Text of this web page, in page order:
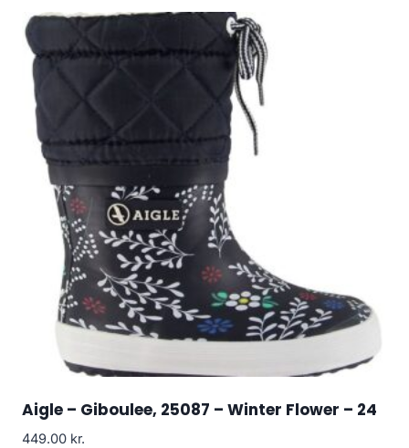
Aigle – Giboulee, 25087 – Winter Flower – 24
449.00 kr.